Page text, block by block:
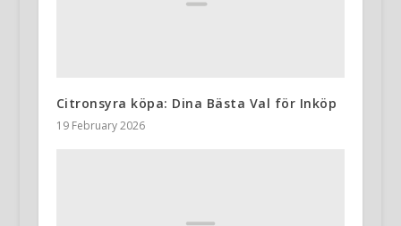
Citronsyra köpa: Dina Bästa Val för Inköp
19 February 2026